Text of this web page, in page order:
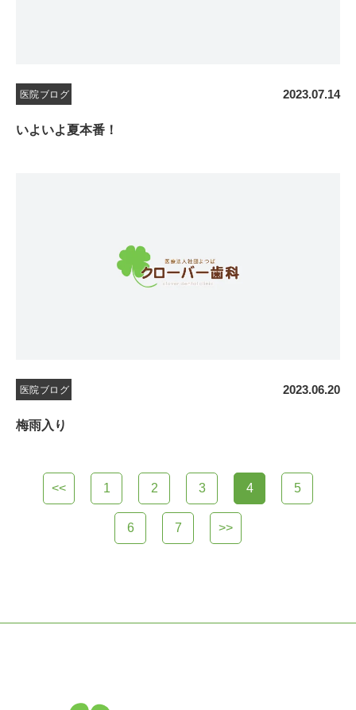
医院ブログ 2023.07.14
いよいよ夏本番！
医院ブログ 2023.06.20
梅雨入り
<< 1 2 3 4 5
6 7 >>